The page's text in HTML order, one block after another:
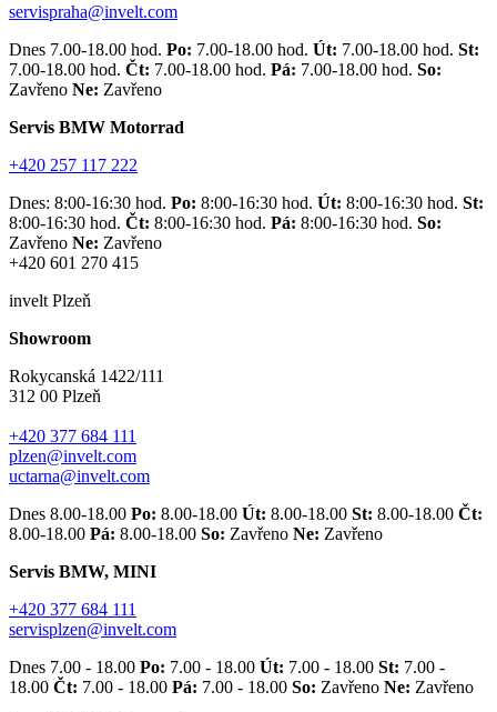
servispraha@invelt.com
Dnes 7.00-18.00 hod. Po: 7.00-18.00 hod. Út: 7.00-18.00 hod. St:
7.00-18.00 hod. Čt: 7.00-18.00 hod. Pá: 7.00-18.00 hod. So:
Zavřeno Ne: Zavřeno
Servis BMW Motorrad
+420 257 117 222
Dnes: 8:00-16:30 hod. Po: 8:00-16:30 hod. Út: 8:00-16:30 hod. St:
8:00-16:30 hod. Čt: 8:00-16:30 hod. Pá: 8:00-16:30 hod. So:
Zavřeno Ne: Zavřeno
+420 601 270 415
invelt Plzeň
Showroom
Rokycanská 1422/111
312 00 Plzeň
+420 377 684 111
plzen@invelt.com
uctarna@invelt.com
Dnes 8.00-18.00 Po: 8.00-18.00 Út: 8.00-18.00 St: 8.00-18.00 Čt:
8.00-18.00 Pá: 8.00-18.00 So: Zavřeno Ne: Zavřeno
Servis BMW, MINI
+420 377 684 111
servisplzen@invelt.com
Dnes 7.00 - 18.00 Po: 7.00 - 18.00 Út: 7.00 - 18.00 St: 7.00 -
18.00 Čt: 7.00 - 18.00 Pá: 7.00 - 18.00 So: Zavřeno Ne: Zavřeno